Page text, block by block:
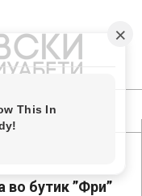
во бутик ”Фри”